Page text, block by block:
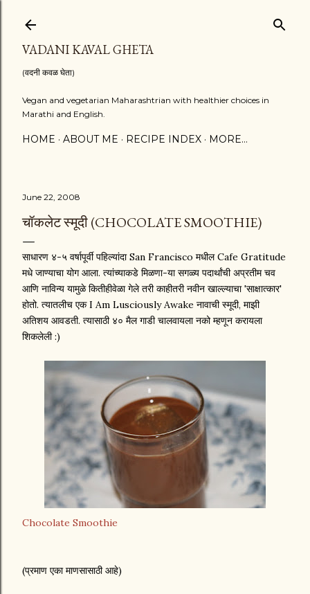
VADANI KAVAL GHETA
(वदनी कवळ घेता)
Vegan and vegetarian Maharashtrian with healthier choices in
Marathi and English.
HOME ABOUT ME RECIPE INDEX MORE…
June 22, 2008
चॉकलेट स्मूदी (CHOCOLATE SMOOTHIE)
साधारण ४-५ वर्षापूर्वी पहिल्यांदा San Francisco मधील Cafe Gratitude
मधे जाण्याचा योग आला. त्यांच्याकडे मिळणा-या सगळ्य पदार्थांची अप्रतीम चव
आणि नाविन्य यामुळे कितीहीवेळा गेले तरी काहीतरी नवीन खाल्ल्याचा 'साक्षात्कार'
होतो. त्यातलीच एक I Am Lusciously Awake नावाची स्मूदी, माझी
अतिशय आवडती. त्यासाठी ४० मैल गाडी चालवायला नको म्हणून करायला
शिकलेली :)
Chocolate Smoothie
(प्रमाण एका माणसासाठी आहे)